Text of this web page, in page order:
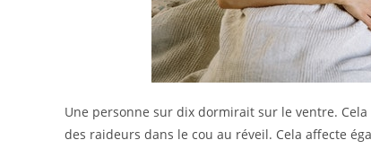
Une personne sur dix dormirait sur le ventre.
des raideurs dans le cou au réveil. Cela affecte